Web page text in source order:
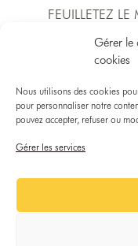
Gérer le
cookies
Nous utilisons des cookies
pour personnaliser notre
pouvez accepter, refuser ou
Gérer les services
FEUILLETEZ
Gaëlle MARTINICO, Rémy